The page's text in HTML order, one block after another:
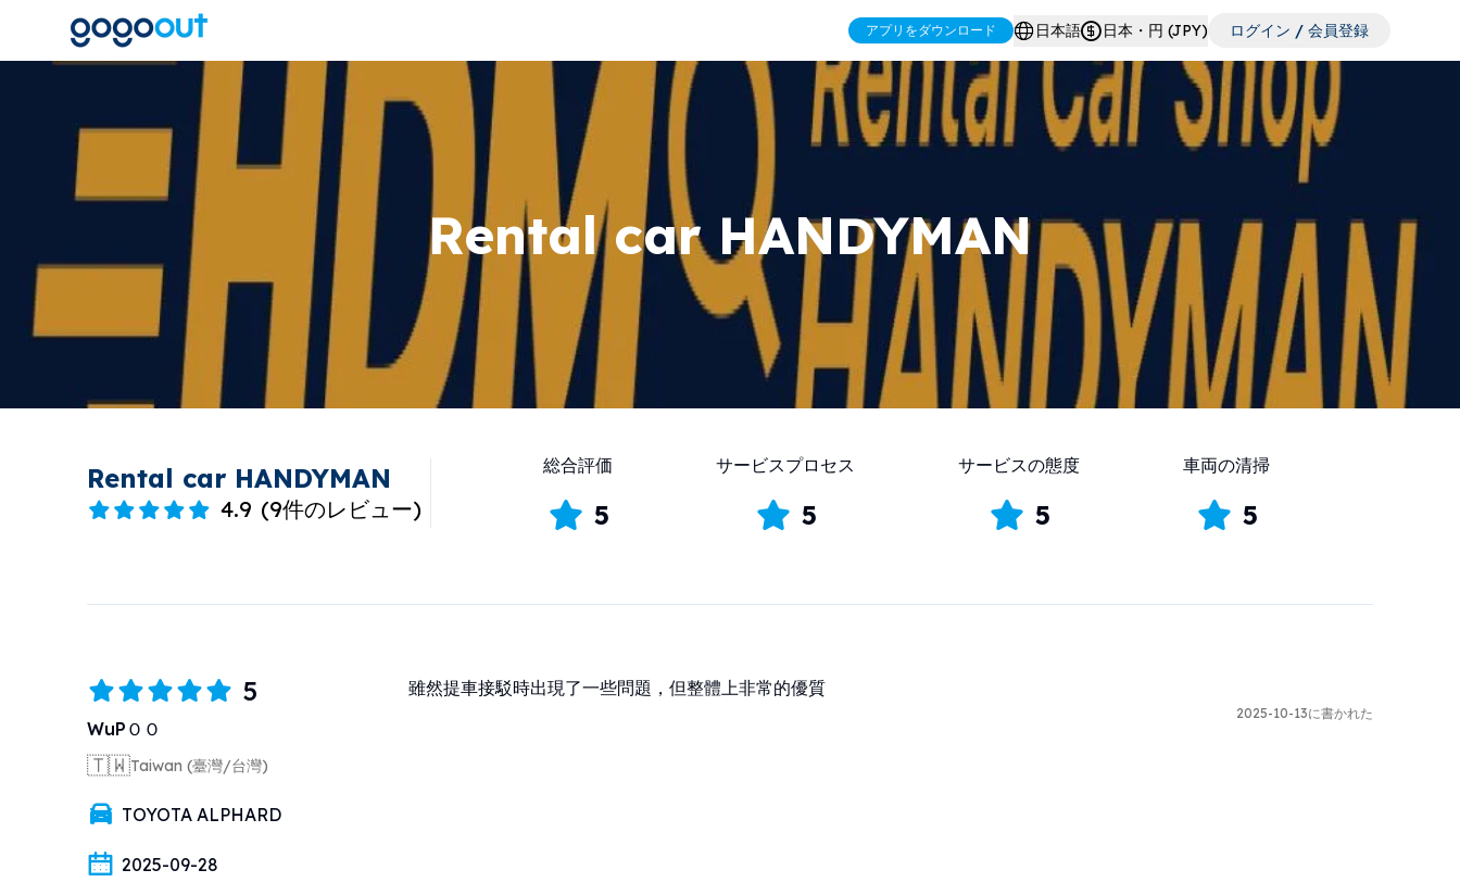
アプリをダウンロード 日本語 日本・円 (JPY) ログイン / 会員登録
Rental car HANDYMAN
Rental car HANDYMAN
4.9 (9件のレビュー)
総合評価
5
サービスプロセス
5
サービスの態度
5
車両の清掃
5
5
WuPＯＯ
🇹🇼Taiwan (臺灣/台灣)
TOYOTA ALPHARD
2025-09-28
雖然提車接駁時出現了一些問題，但整體上非常的優質
2025-10-13に書かれた